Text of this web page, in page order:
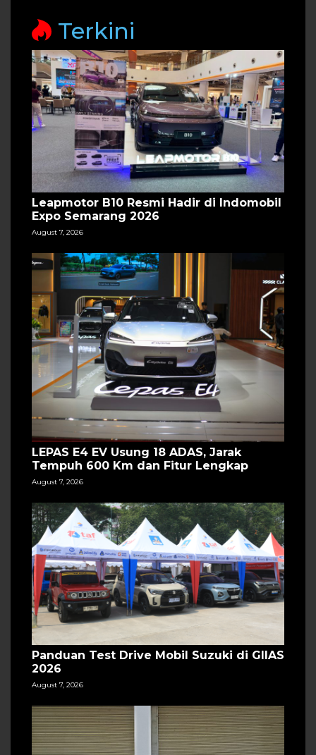
Terkini
Leapmotor B10 Resmi Hadir di Indomobil
Expo Semarang 2026
August 7, 2026
LEPAS E4 EV Usung 18 ADAS, Jarak
Tempuh 600 Km dan Fitur Lengkap
August 7, 2026
Panduan Test Drive Mobil Suzuki di GIIAS
2026
August 7, 2026